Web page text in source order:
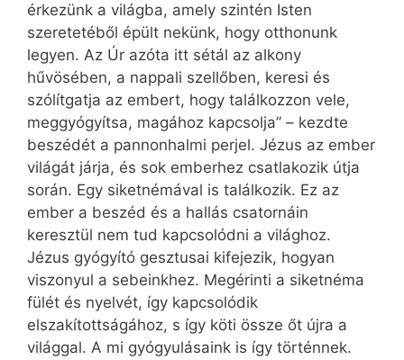
érkezünk a világba, amely szintén Isten
szeretetéből épült nekünk, hogy otthonunk
legyen. Az Úr azóta itt sétál az alkony
hűvösében, a nappali szellőben, keresi és
szólítgatja az embert, hogy találkozzon vele,
meggyógyítsa, magához kapcsolja” – kezdte
beszédét a pannonhalmi perjel. Jézus az ember
világát járja, és sok emberhez csatlakozik útja
során. Egy siketnémával is találkozik. Ez az
ember a beszéd és a hallás csatornáin
keresztül nem tud kapcsolódni a világhoz.
Jézus gyógyító gesztusai kifejezik, hogyan
viszonyul a sebeinkhez. Megérinti a siketnéma
fülét és nyelvét, így kapcsolódik
elszakítottságához, s így köti össze őt újra a
világgal. A mi gyógyulásaink is így történnek.